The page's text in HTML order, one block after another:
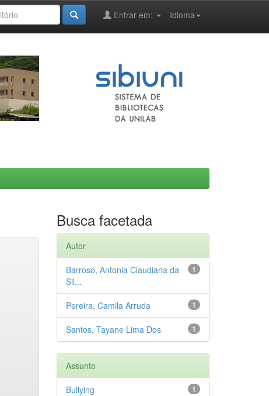
Idioma
Entrar em:
Busca facetada
Autor
1
Barroso, Antonia Claudiana da
Sil...
1
Pereira, Camila Arruda
1
Santos, Tayane Lima Dos
Assunto
1
Bullying